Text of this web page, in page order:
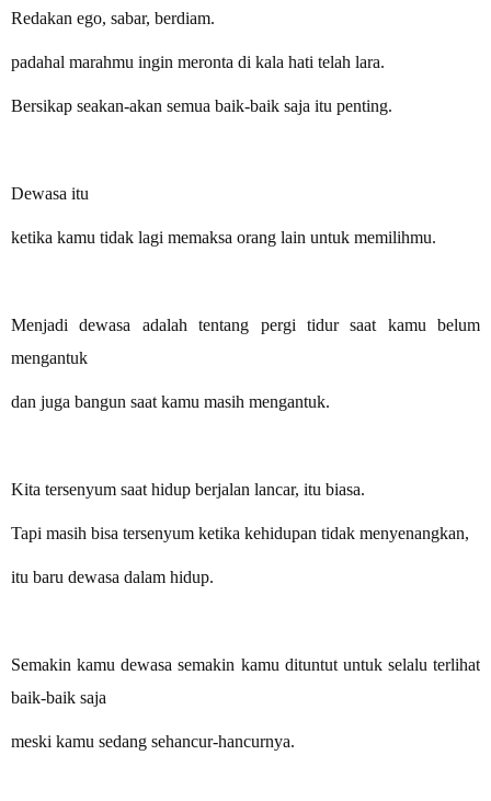
Redakan ego, sabar, berdiam.
padahal marahmu ingin meronta di kala hati telah lara.
Bersikap seakan-akan semua baik-baik saja itu penting.
Dewasa itu
ketika kamu tidak lagi memaksa orang lain untuk memilihmu.
Menjadi dewasa adalah tentang pergi tidur saat kamu belum
mengantuk
dan juga bangun saat kamu masih mengantuk.
Kita tersenyum saat hidup berjalan lancar, itu biasa.
Tapi masih bisa tersenyum ketika kehidupan tidak menyenangkan,
itu baru dewasa dalam hidup.
Semakin kamu dewasa semakin kamu dituntut untuk selalu terlihat
baik-baik saja
meski kamu sedang sehancur-hancurnya.